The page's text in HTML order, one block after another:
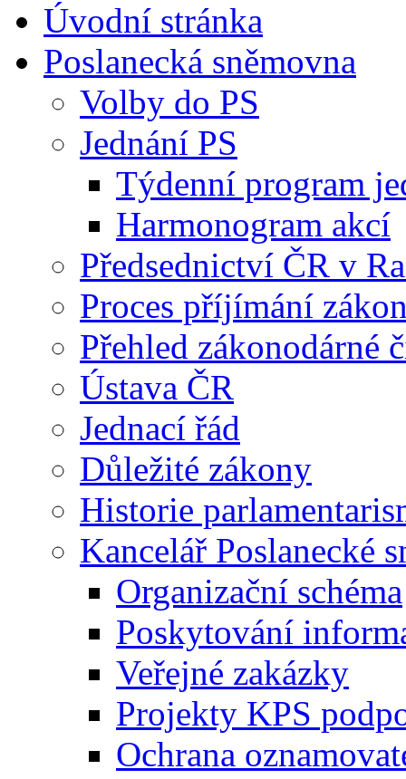
Úvodní stránka
Poslanecká sněmovna
Volby do PS
Jednání PS
Týdenní program
Harmonogram akcí
Předsednictví ČR v
Proces příjímání
Přehled zákonodárné
Ústava ČR
Jednací řád
Důležité zákony
Historie
Kancelář Poslanecké
Organizační schéma
Poskytování
Veřejné zakázky
Projekty KPS
Ochrana